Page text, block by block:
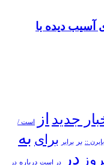
آسیب دیده با
جدید از است /
بایرن :: بر برابر برای به
در در است درباره در